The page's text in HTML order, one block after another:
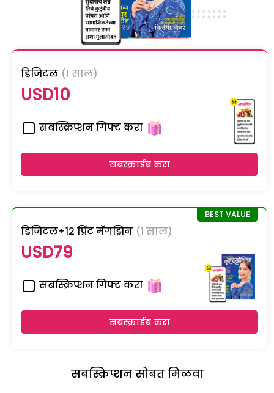
डिजिटल (1 साल)
USD10
सबस्क्रिप्शन गिफ्ट करा
सबस्क्राईब करा
डिजिटल+१२ प्रिंट मॅगझिन (1 साल)
USD79
सबस्क्रिप्शन गिफ्ट करा
सबस्क्राईब करा
सबस्क्रिप्शन सोबत मिळवा